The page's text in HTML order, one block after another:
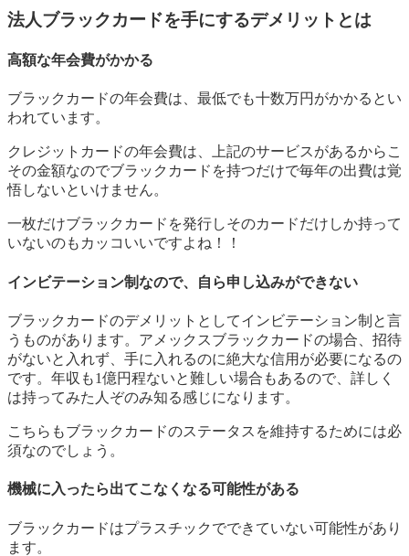
法人ブラックカードを手にするデメリットとは
高額な年会費がかかる
ブラックカードの年会費は、最低でも十数万円がかかるとい
われています。
クレジットカードの年会費は、上記のサービスがあるからこ
その金額なのでブラックカードを持つだけで毎年の出費は覚
悟しないといけません。
一枚だけブラックカードを発行しそのカードだけしか持って
いないのもカッコいいですよね！！
インビテーション制なので、自ら申し込みができない
ブラックカードのデメリットとしてインビテーション制と言
うものがあります。アメックスブラックカードの場合、招待
がないと入れず、手に入れるのに絶大な信用が必要になるの
です。年収も1億円程ないと難しい場合もあるので、詳しく
は持ってみた人ぞのみ知る感じになります。
こちらもブラックカードのステータスを維持するためには必
須なのでしょう。
機械に入ったら出てこなくなる可能性がある
ブラックカードはプラスチックでできていない可能性があり
ます。